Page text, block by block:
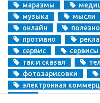
маразмы
музыка
мысли
онлайн
полезно
противно
сервис
сервисы
так и сказал
фотозарисовки
электронная
деньги